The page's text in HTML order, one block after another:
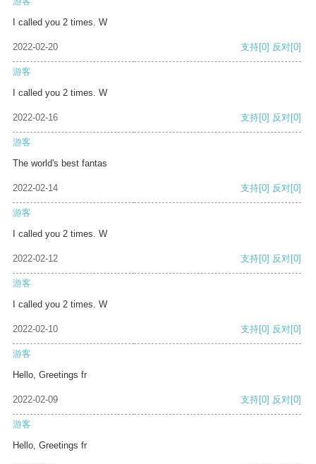
I called you 2 times. W
2022-02-20 支持[0] 反对[0]
游客
I called you 2 times. W
2022-02-16 支持[0] 反对[0]
游客
The world's best fantas
2022-02-14 支持[0] 反对[0]
游客
I called you 2 times. W
2022-02-12 支持[0] 反对[0]
游客
I called you 2 times. W
2022-02-10 支持[0] 反对[0]
游客
Hello, Greetings fr
2022-02-09 支持[0] 反对[0]
游客
Hello, Greetings fr